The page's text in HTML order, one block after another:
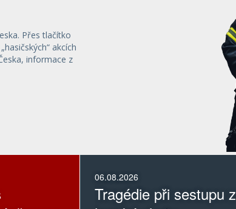
Přes tlačítko
akcích
informace z
06.08.2026
Tragédie při sestupu z